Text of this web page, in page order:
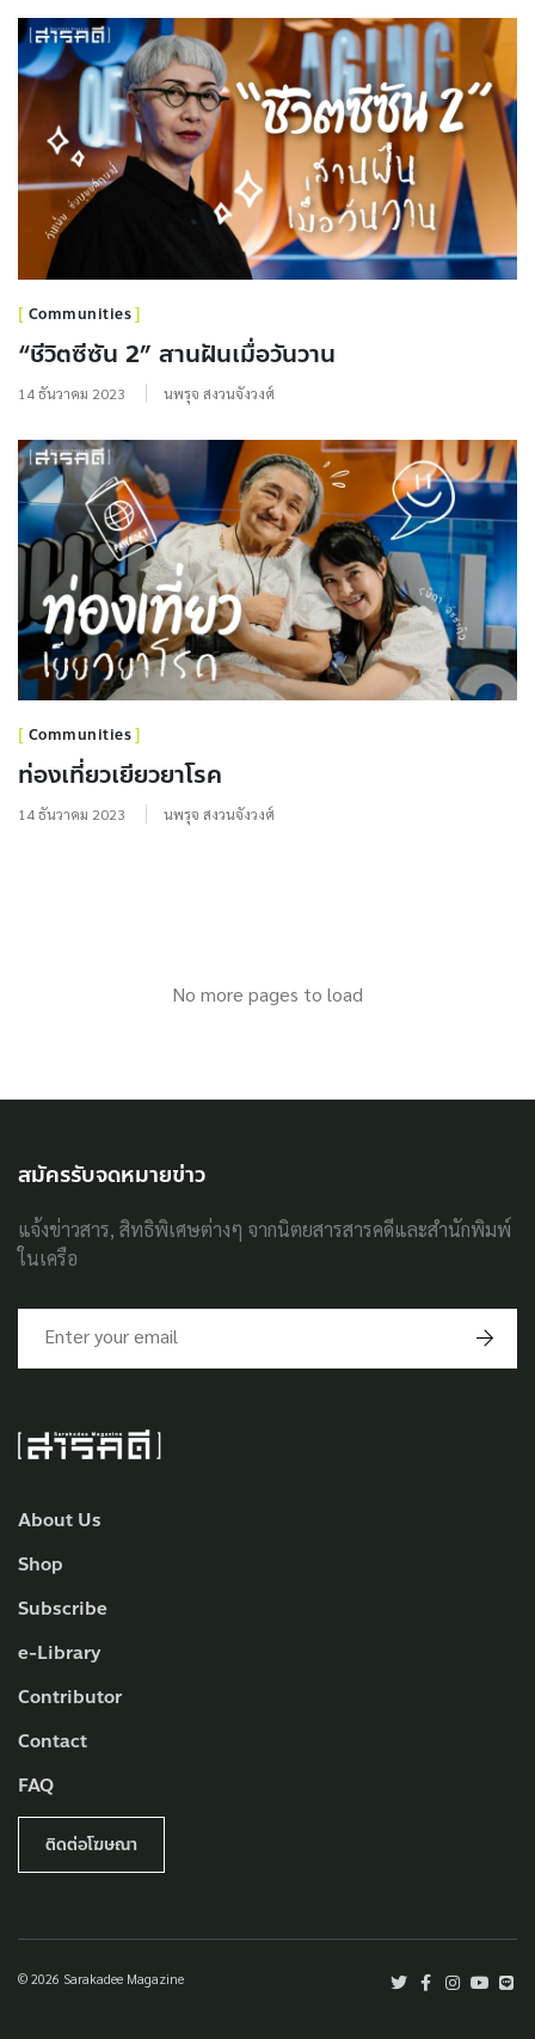
Communities
“ชีวิตซีซัน 2” สานฝันเมื่อวันวาน
14 ธันวาคม 2023 นพรุจ สงวนจังวงศ์
Communities
ท่องเที่ยวเยียวยาโรค
14 ธันวาคม 2023 นพรุจ สงวนจังวงศ์
No more pages to load
About Us
Shop
Subscribe
e-Library
Contributor
Contact
FAQ
ติดต่อโฆษณา
© 2026 Sarakadee Magazine
สมัครรับจดหมายข่าว
แจ้งข่าวสาร, สิทธิพิเศษต่างๆ จากนิตยสารสารคดีและสำนักพิมพ์
ในเครือ